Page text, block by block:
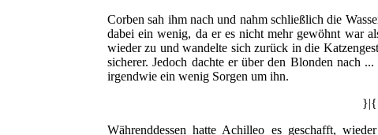
Corben sah ihm nach und nahm schließlich die
dabei ein wenig, da er es nicht mehr gewöhnt war
wieder zu und wandelte sich zurück in die
sicherer. Jedoch dachte er über den Blonden nach
irgendwie ein wenig Sorgen um ihn.
}|{
Währenddessen hatte Achilleo es geschafft,